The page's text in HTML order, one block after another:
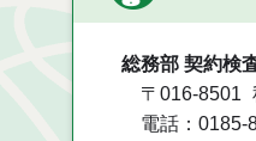
総務部 契約検
〒016-8501
電話：0185-